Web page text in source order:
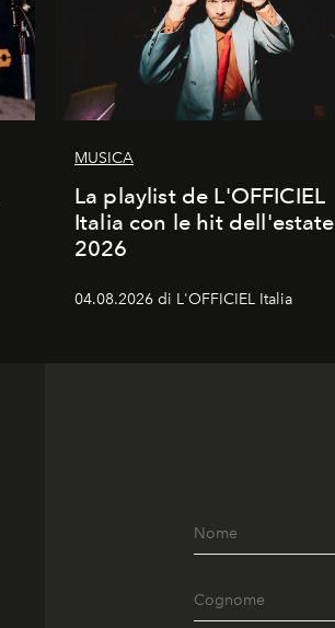
MUSICA
La playlist de L'OFFICIEL
Italia con le hit dell'estate
2026
04.08.2026 di L'OFFICIEL Italia